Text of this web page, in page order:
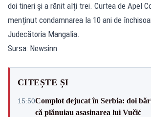
doi tineri și a rănit alți trei. Curtea de Apel
menținut condamnarea la 10 ani de
Judecătoria Mangalia.
Sursa: Newsinn
CITEȘTE ȘI
15:50Complot dejucat în Serbia: doi
că plănuiau asasinarea lui Vučić